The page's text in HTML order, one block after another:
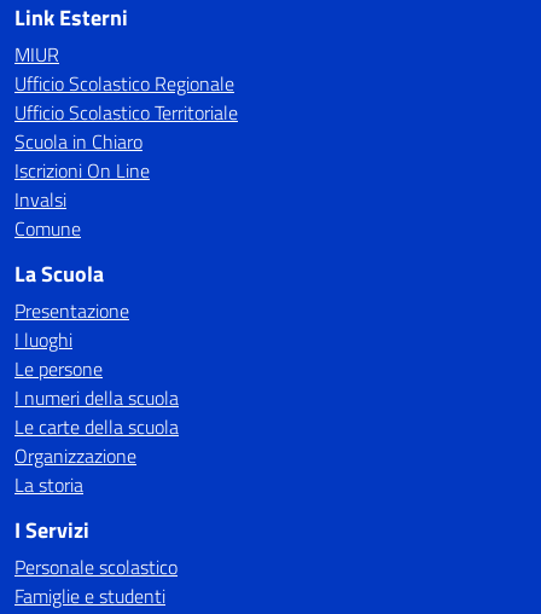
Link Esterni
MIUR
Ufficio Scolastico Regionale
Ufficio Scolastico Territoriale
Scuola in Chiaro
Iscrizioni On Line
Invalsi
Comune
La Scuola
Presentazione
I luoghi
Le persone
I numeri della scuola
Le carte della scuola
Organizzazione
La storia
I Servizi
Personale scolastico
Famiglie e studenti